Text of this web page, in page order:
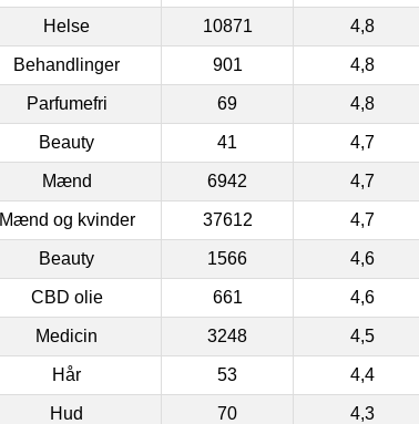
Helse 10871 4,8
Behandlinger 901 4,8
Parfumefri 69 4,8
Beauty 41 4,7
Mænd 6942 4,7
Mænd og kvinder 37612 4,7
Beauty 1566 4,6
CBD olie 661 4,6
Medicin 3248 4,5
Hår 53 4,4
Hud 70 4,3